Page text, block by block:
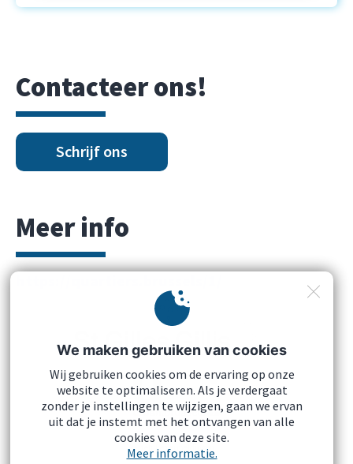
Contacteer ons!
Schrijf ons
Meer info
Wettelijke vermeldingen
We maken gebruiken van cookies
Wij gebruiken cookies om de ervaring op onze
website te optimaliseren. Als je verdergaat
zonder je instellingen te wijzigen, gaan we ervan
uit dat je instemt met het ontvangen van alle
cookies van deze site.
Meer informatie.